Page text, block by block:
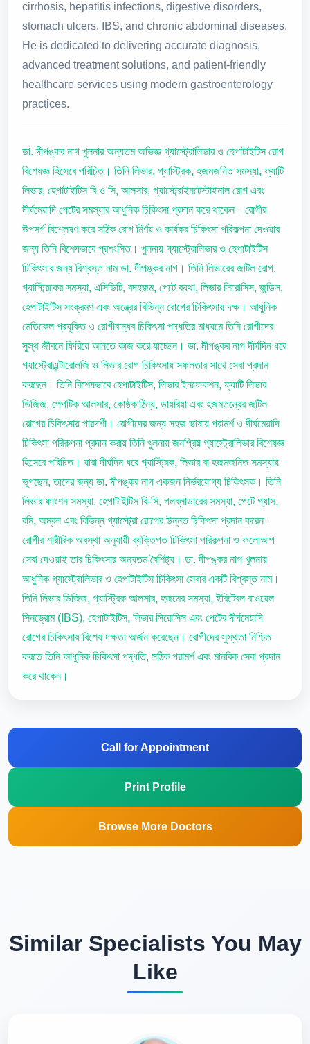
cirrhosis, hepatitis infections, digestive disorders,
stomach ulcers, IBS, and chronic abdominal diseases.
He is dedicated to delivering accurate diagnosis,
advanced treatment solutions, and patient-friendly
healthcare services using modern gastroenterology
practices.
ডা. দীপঙ্কর নাগ খুলনার অন্যতম অভিজ্ঞ গ্যাস্ট্রোলিভার ও হেপাটাইটিস রোগ
বিশেষজ্ঞ হিসেবে পরিচিত। তিনি লিভার, গ্যাস্ট্রিক, হজমজনিত সমস্যা, ফ্যাটি
লিভার, হেপাটাইটিস বি ও সি, আলসার, গ্যাস্ট্রোইনটেস্টাইনাল রোগ এবং
দীর্ঘমেয়াদি পেটের সমস্যার আধুনিক চিকিৎসা প্রদান করে থাকেন। রোগীর
উপসর্গ বিশ্লেষণ করে সঠিক রোগ নির্ণয় ও কার্যকর চিকিৎসা পরিকল্পনা দেওয়ার
জন্য তিনি বিশেষভাবে প্রশংসিত। খুলনায় গ্যাস্ট্রোলিভার ও হেপাটাইটিস
চিকিৎসার জন্য বিশ্বস্ত নাম ডা. দীপঙ্কর নাগ। তিনি লিভারের জটিল রোগ,
গ্যাস্ট্রিকের সমস্যা, এসিডিটি, বদহজম, পেটে ব্যথা, লিভার সিরোসিস, জন্ডিস,
হেপাটাইটিস সংক্রমণ এবং অন্ত্রের বিভিন্ন রোগের চিকিৎসায় দক্ষ। আধুনিক
মেডিকেল প্রযুক্তি ও রোগীবান্ধব চিকিৎসা পদ্ধতির মাধ্যমে তিনি রোগীদের
সুস্থ জীবনে ফিরিয়ে আনতে কাজ করে যাচ্ছেন। ডা. দীপঙ্কর নাগ দীর্ঘদিন ধরে
গ্যাস্ট্রোএন্টারোলজি ও লিভার রোগ চিকিৎসায় সফলতার সাথে সেবা প্রদান
করছেন। তিনি বিশেষভাবে হেপাটাইটিস, লিভার ইনফেকশন, ফ্যাটি লিভার
ডিজিজ, পেপটিক আলসার, কোষ্ঠকাঠিন্য, ডায়রিয়া এবং হজমতন্ত্রের জটিল
রোগের চিকিৎসায় পারদর্শী। রোগীদের জন্য সহজ ভাষায় পরামর্শ ও দীর্ঘমেয়াদি
চিকিৎসা পরিকল্পনা প্রদান করায় তিনি খুলনায় জনপ্রিয় গ্যাস্ট্রোলিভার বিশেষজ্ঞ
হিসেবে পরিচিত। যারা দীর্ঘদিন ধরে গ্যাস্ট্রিক, লিভার বা হজমজনিত সমস্যায়
ভুগছেন, তাদের জন্য ডা. দীপঙ্কর নাগ একজন নির্ভরযোগ্য চিকিৎসক। তিনি
লিভার ফাংশন সমস্যা, হেপাটাইটিস বি-সি, গলব্লাডারের সমস্যা, পেটে গ্যাস,
বমি, অম্বল এবং বিভিন্ন গ্যাস্ট্রো রোগের উন্নত চিকিৎসা প্রদান করেন।
রোগীর শারীরিক অবস্থা অনুযায়ী ব্যক্তিগত চিকিৎসা পরিকল্পনা ও ফলোআপ
সেবা দেওয়াই তার চিকিৎসার অন্যতম বৈশিষ্ট্য। ডা. দীপঙ্কর নাগ খুলনায়
আধুনিক গ্যাস্ট্রোলিভার ও হেপাটাইটিস চিকিৎসা সেবার একটি বিশ্বস্ত নাম।
তিনি লিভার ডিজিজ, গ্যাস্ট্রিক আলসার, হজমের সমস্যা, ইরিটেবল বাওয়েল
সিনড্রোম (IBS), হেপাটাইটিস, লিভার সিরোসিস এবং পেটের দীর্ঘমেয়াদি
রোগের চিকিৎসায় বিশেষ দক্ষতা অর্জন করেছেন। রোগীদের সুস্থতা নিশ্চিত
করতে তিনি আধুনিক চিকিৎসা পদ্ধতি, সঠিক পরামর্শ এবং মানবিক সেবা প্রদান
করে থাকেন।
Call for Appointment
Print Profile
Browse More Doctors
Similar Specialists You May
Like